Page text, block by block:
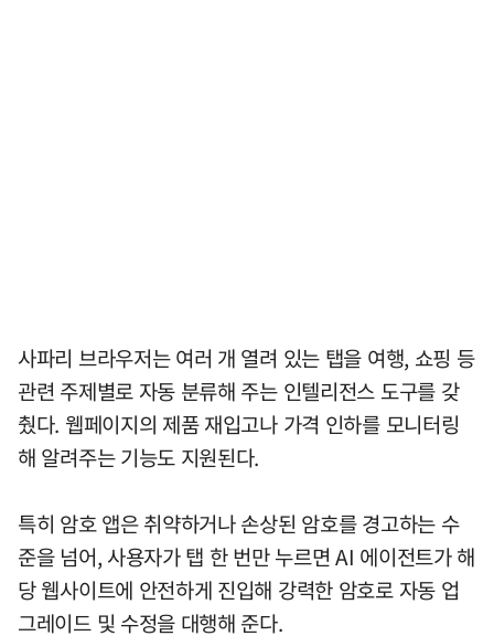
사파리 브라우저는 여러 개 열려 있는 탭을 여행, 쇼핑 등
관련 주제별로 자동 분류해 주는 인텔리전스 도구를 갖
췄다. 웹페이지의 제품 재입고나 가격 인하를 모니터링
해 알려주는 기능도 지원된다.
특히 암호 앱은 취약하거나 손상된 암호를 경고하는 수
준을 넘어, 사용자가 탭 한 번만 누르면 AI 에이전트가 해
당 웹사이트에 안전하게 진입해 강력한 암호로 자동 업
그레이드 및 수정을 대행해 준다.